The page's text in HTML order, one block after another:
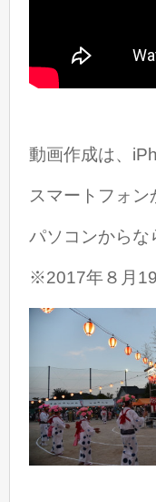
動画作成は、
スマートフォン
パソコンからな
※2017年８月